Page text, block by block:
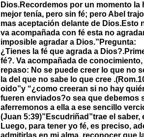
Dios.Recordemos por un momento
mejor tenía, pero sin fé; pero Abel
mas aceptación delante de
va acompañada con fé esta no
imposible agradar a Dios.”Pregunta:
¿Tienes la fé que agrada a
fé?. Va acompañada de
repaso: No se puede creer lo que no
la del que no sabe lo que cree
oido”y “¿como creeran si no hay
fueren enviados?o sea que debemos
aferremonos a ella a ese sencillo
(Juan 5:39)”Escudriñad”trae el
Luego, para tener yo fé, es preciso,
admitirlas en mi alma, reconocer que